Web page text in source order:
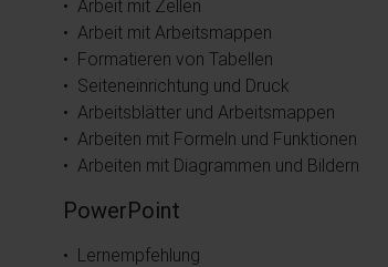
• Arbeit mit Zellen
• Arbeit mit Arbeitsmappen
• Formatieren von Tabellen
• Seiteneinrichtung und Druck
• Arbeitsblätter und Arbeitsmappen
• Arbeiten mit Formeln und Funktionen
• Arbeiten mit Diagrammen und Bildern
PowerPoint
• Lernempfehlung